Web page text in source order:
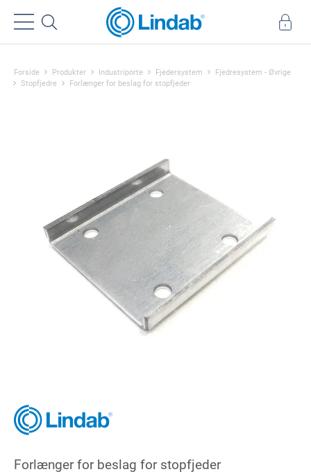
Forside Produkter Industriporte Fjedersystem
Fjedresystem - Øvrige
Stopfjedre
Forlænger for beslag for stopfjeder
Forlænger for beslag for stopfjeder